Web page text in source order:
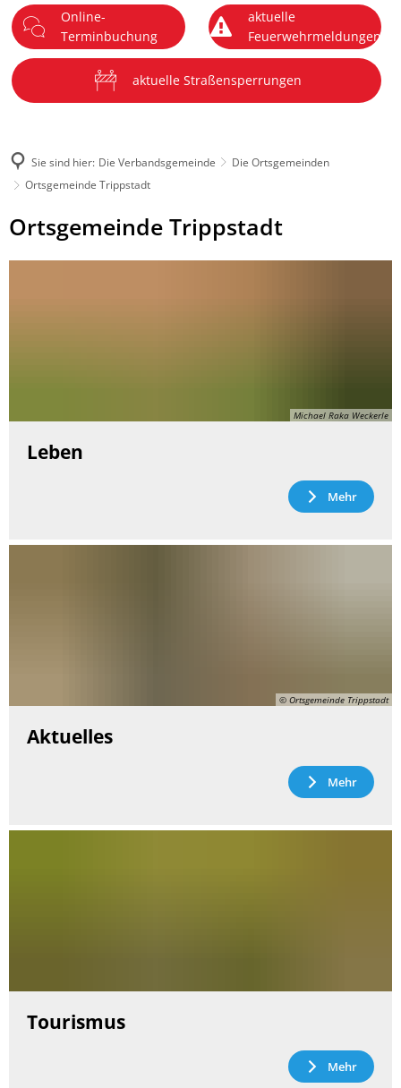
Menü
Online-
Terminbuchung
aktuelle
Feuerwehrmeldungen
aktuelle Straßensperrungen
Sie sind hier: Die Verbandsgemeinde
Die Ortsgemeinden
Ortsgemeinde Trippstadt
Ortsgemeinde
Trippstadt
Ortsgemeinde Trippstadt
Michael Raka Weckerle
Leben
Mehr
© Ortsgemeinde Trippstadt
Aktuelles
Mehr
Tourismus
Mehr